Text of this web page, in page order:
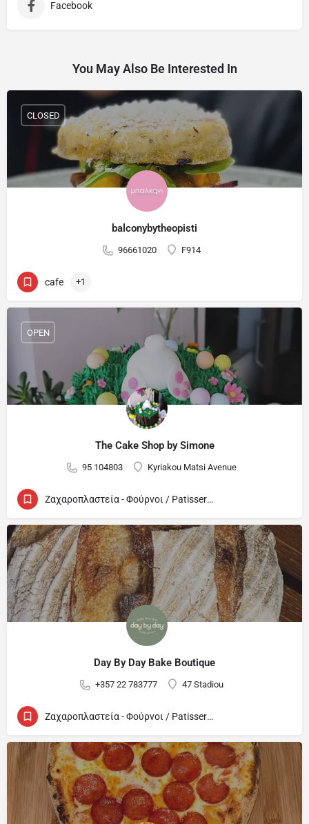
Facebook
You May Also Be Interested In
balconybytheopisti
96661020 F914
CLOSED
cafe +1
The Cake Shop by Simone
95 104803 Kyriakou Matsi Avenue
OPEN
Ζαχαροπλαστεία - Φούρνοι / Patisseries - Bakeries
Day By Day Bake Boutique
+357 22 783777 47 Stadiou
Ζαχαροπλαστεία - Φούρνοι / Patisseries - Bakeries